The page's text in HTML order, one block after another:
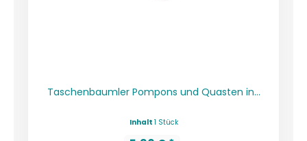
Taschenbaumler Pompons und Quasten in...
Inhalt 1 Stück